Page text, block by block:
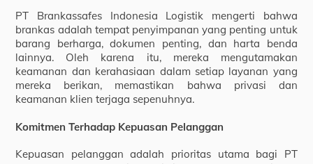
PT Brankassafes Indonesia Logistik mengerti bahwa
brankas adalah tempat penyimpanan yang penting untuk
barang berharga, dokumen penting, dan harta benda
lainnya. Oleh karena itu, mereka mengutamakan
keamanan dan kerahasiaan dalam setiap layanan yang
mereka berikan, memastikan bahwa privasi dan
keamanan klien terjaga sepenuhnya.
Komitmen Terhadap Kepuasan Pelanggan
Kepuasan pelanggan adalah prioritas utama bagi PT